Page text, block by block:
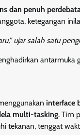
dan penuh
ketegangan
ujar salah satu
antarmuka
interface
multi-tasking. Tim
tekanan, tenggat